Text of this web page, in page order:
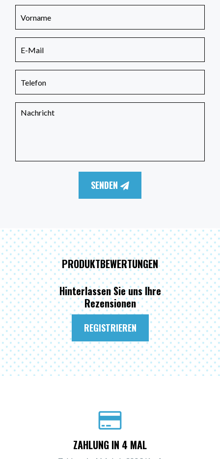
SENDEN
PRODUKTBEWERTUNGEN
Hinterlassen Sie uns Ihre
Rezensionen
REGISTRIEREN
ZAHLUNG IN 4 MAL